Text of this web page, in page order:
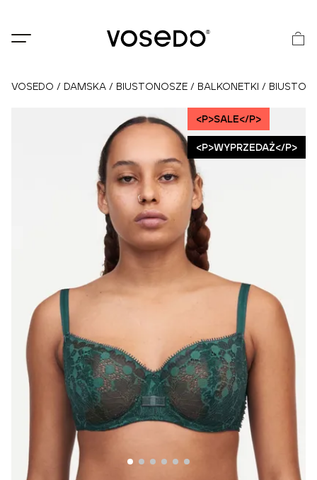
®
VOSEDO / DAMSKA / BIUSTONOSZE / BALKONETKI /
<P>SALE</P>
<P>WYPRZEDAŻ</P>